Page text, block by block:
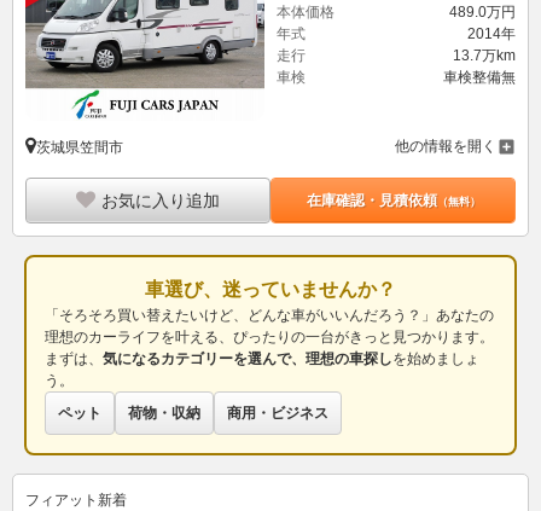
本体価格
489.0万円
年式
2014年
走行
13.7万km
車検
車検整備無
茨城県笠間市 他の情報を開く
お気に入り追加 在庫確認・見積依頼（無料）
車選び、迷っていませんか？
「そろそろ買い替えたいけど、どんな車がいいんだろう？」あなたの
理想のカーライフを叶える、ぴったりの一台がきっと見つかります。
まずは、 気になるカテゴリーを選んで、理想の車探しを始めましょ
う。
ペット
荷物・収納 商用・ビジネス
フィアット 新着